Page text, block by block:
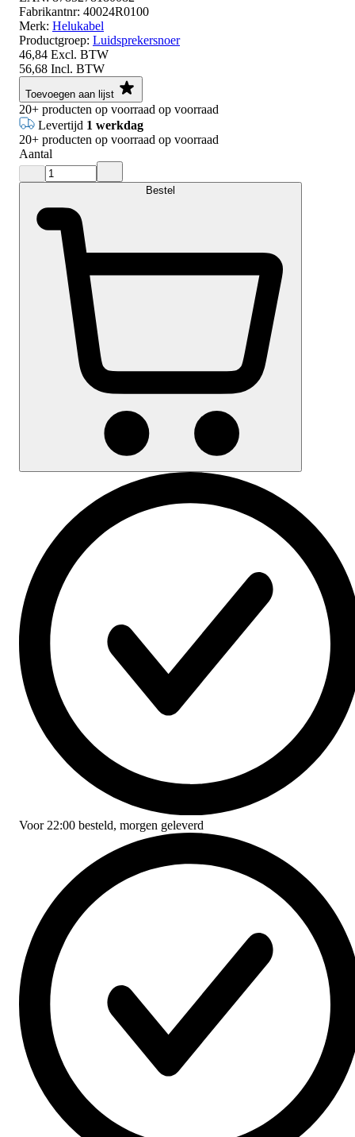
Fabrikantnr: 40024R0100
Merk: Helukabel
Productgroep: Luidsprekersnoer
46,84 Excl. BTW
56,68 Incl. BTW
Toevoegen aan lijst
20+ producten op voorraad op voorraad
Levertijd 1 werkdag
20+ producten op voorraad op voorraad
Aantal
Bestel
Voor 22:00 besteld, morgen geleverd